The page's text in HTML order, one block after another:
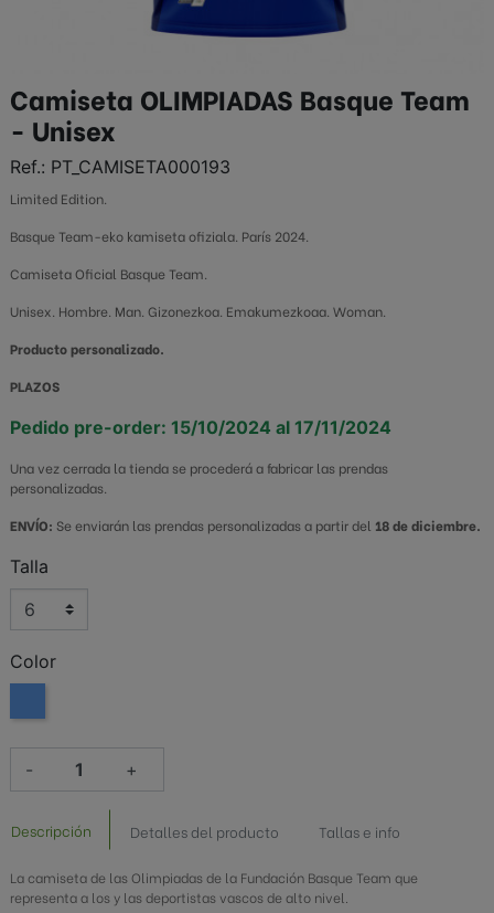
Camiseta OLIMPIADAS Basque Team
- Unisex
Ref.: PT_CAMISETA000193
Limited Edition.
Basque Team-eko kamiseta ofiziala. París 2024.
Camiseta Oficial Basque Team.
Unisex. Hombre. Man. Gizonezkoa. Emakumezkoaa. Woman.
Producto personalizado.
PLAZOS
Pedido pre-order: 15/10/2024 al 17/11/2024
Una vez cerrada la tienda se procederá a fabricar las prendas
personalizadas.
ENVÍO: Se enviarán las prendas personalizadas a partir del 18 de diciembre.
Talla
Color
- +
Descripción Detalles del producto Tallas e info
La camiseta de las Olimpiadas de la Fundación Basque Team que
representa a los y las deportistas vascos de alto nivel.